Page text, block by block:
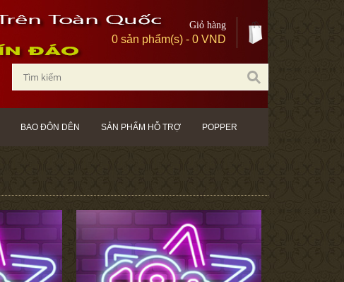
Giỏ hàng
0 sản phẩm(s) - 0 VND
BAO ĐÔN DÊN SẢN PHẨM HỖ TRỢ POPPER